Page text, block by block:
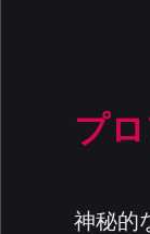
プ
神秘的